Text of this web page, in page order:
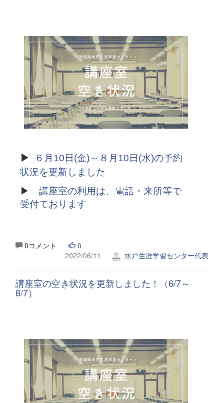
▶
６月10日(金)～８月10日(水)の予約
状況を更新しました
▶ 講座室の利用は、電話・来所等で
受付ております
0コメント
0
2022/06/11
水戸生涯学習センター代表
講座室の空き状況を更新しました！（6/7～
8/7）